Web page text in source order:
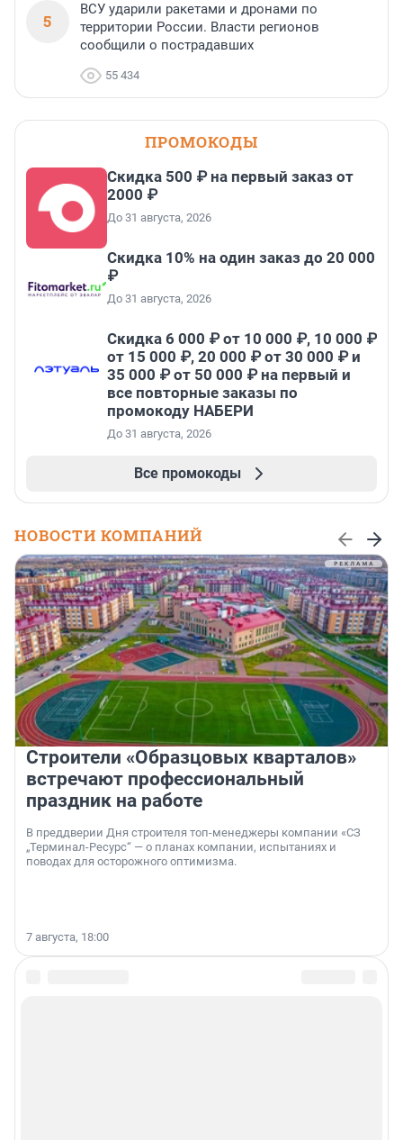
5
ВСУ ударили ракетами и дронами по
территории России. Власти регионов
сообщили о пострадавших
55 434
ПРОМОКОДЫ
Скидка 500 ₽ на первый заказ от
2000 ₽
До 31 августа, 2026
Скидка 10% на один заказ до 20 000
₽
До 31 августа, 2026
Скидка 6 000 ₽ от 10 000 ₽, 10 000 ₽
от 15 000 ₽, 20 000 ₽ от 30 000 ₽ и
35 000 ₽ от 50 000 ₽ на первый и
все повторные заказы по
промокоду НАБЕРИ
До 31 августа, 2026
Все промокоды
НОВОСТИ КОМПАНИЙ
Строители «Образцовых кварталов»
встречают профессиональный
праздник на работе
В преддверии Дня строителя топ-менеджеры компании «СЗ
„Терминал-Ресурс“ — о планах компании, испытаниях и
поводах для осторожного оптимизма.
7 августа, 18:00